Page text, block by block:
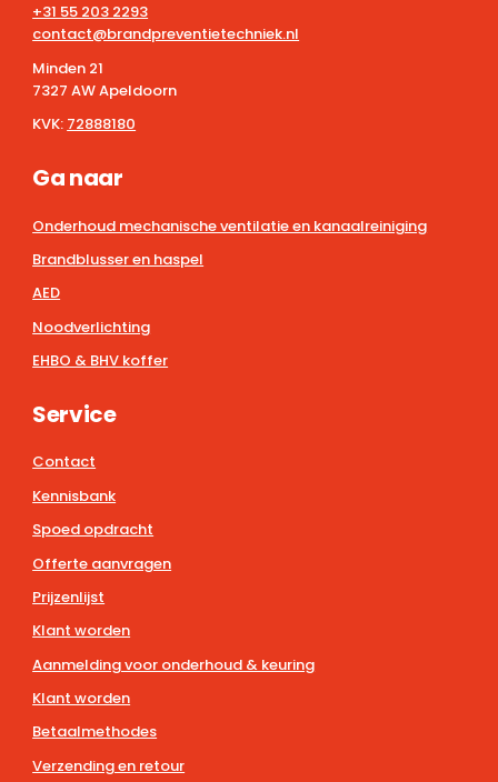
+31 55 203 2293
contact@brandpreventietechniek.nl
Minden 21
7327 AW Apeldoorn
KVK: 72888180
Ga naar
Onderhoud mechanische ventilatie en kanaalreiniging
Brandblusser en haspel
AED
Noodverlichting
EHBO & BHV koffer
Service
Contact
Kennisbank
Spoed opdracht
Offerte aanvragen
Prijzenlijst
Klant worden
Aanmelding voor onderhoud & keuring
Klant worden
Betaalmethodes
Verzending en retour